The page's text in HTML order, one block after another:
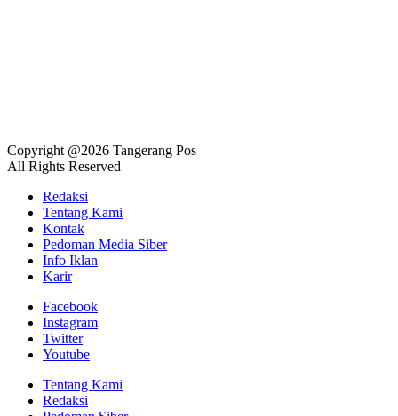
Copyright @2026 Tangerang Pos
All Rights Reserved
Redaksi
Tentang Kami
Kontak
Pedoman Media Siber
Info Iklan
Karir
Facebook
Instagram
Twitter
Youtube
Tentang Kami
Redaksi